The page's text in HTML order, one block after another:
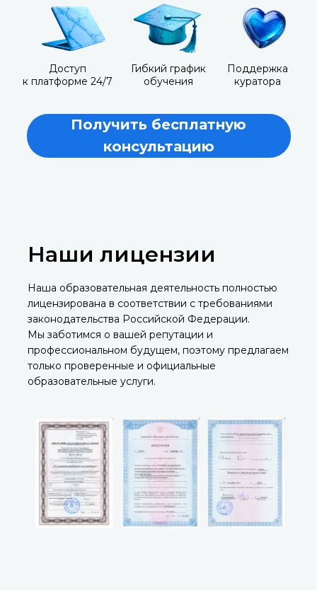
Поддержка
куратора
Гибкий график
обучения
Доступ
к платформе 24/7
Получить бесплатную
консультацию
Наши лицензии
Наша образовательная деятельность полностью
лицензирована в соответствии с требованиями
законодательства Российской Федерации.
Мы заботимся о вашей репутации и
профессиональном будущем, поэтому предлагаем
только проверенные и официальные
образовательные услуги.